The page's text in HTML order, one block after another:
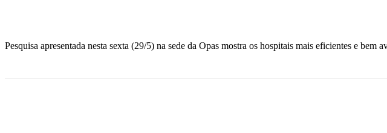
Pesquisa apresentada nesta sexta (29/5) na sede da Opas mostra os hospitais mais eficientes e bem